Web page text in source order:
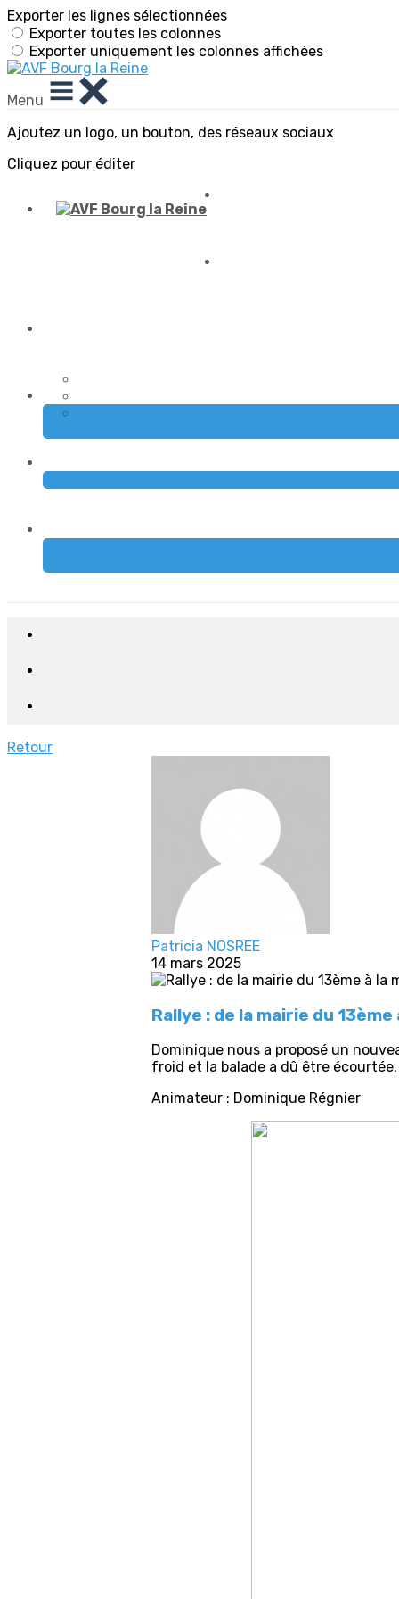
Exporter les lignes sélectionnées
Exporter toutes les colonnes
Exporter uniquement les colonnes affichées
Menu
Ajoutez un logo, un bouton, des réseaux sociaux
Cliquez pour éditer
Retour
Patricia NOSREE
14 mars 2025
Rallye : de la mairie du
Dominique nous a proposé un
froid et la balade a dû être écourtée.
Animateur : Dominique Régnier